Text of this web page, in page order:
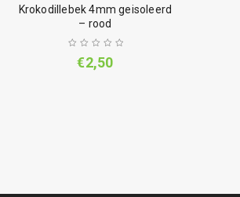
Krokodillebek 4mm geisoleerd
– rood
€2,50